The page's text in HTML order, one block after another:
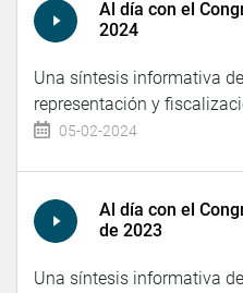
Al día con el
2024
Una síntesis informativa
representación y
05-02-2024
Al día con el
de 2023
Una síntesis informativa